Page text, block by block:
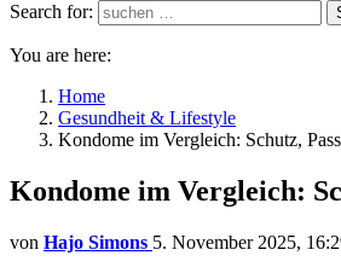
Search for:
You are here:
Home
Gesundheit & Lifestyle
Kondome im Vergleich: Schutz,
Kondome im Vergleich:
von Hajo Simons 5. November 2025,